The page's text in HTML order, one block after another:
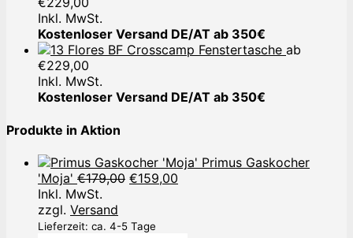
Inkl. MwSt.
Kostenloser Versand DE/AT ab 350€
Crosscamp Fenstertasche ab
€229,00
Inkl. MwSt.
Kostenloser Versand DE/AT ab 350€
Produkte in Aktion
Primus Gaskocher
'Moja' €179,00 Ursprünglicher
€179,00
€159,00
Inkl. MwSt.
zzgl. Versand
Lieferzeit: ca. 4-5 Tage